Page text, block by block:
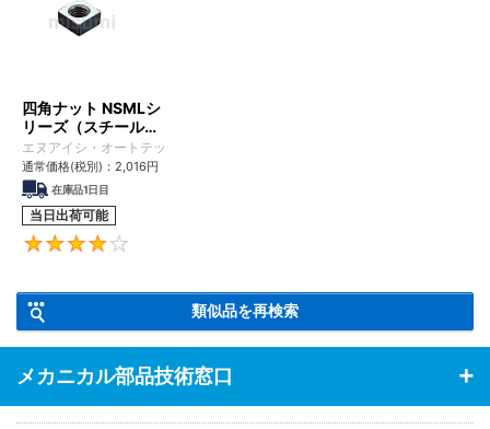
四角ナット NSMLシ
リーズ（スチール
製・緩み防止付 50
個パック）
エヌアイシ・オートテック
通常価格(税別)： 2,016円
在庫品1日目
当日出荷可能
類似品を再検索
メカニカル部品技術窓口